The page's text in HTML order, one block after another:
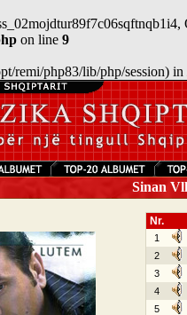
on line 9
remi/php83/lib/php/session) in
Sinan
Nr.
1
2
3
4
5